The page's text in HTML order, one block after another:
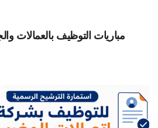
مباريات التوظيف بالعمالات